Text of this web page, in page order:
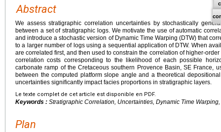
Abstract
We assess stratigraphic correlation uncertainties by stochastically
between a set of stratigraphic logs. We motivate the use of automatic
and introduce a stochastic version of Dynamic Time Warping (DTW) that
to a larger number of logs using a sequential application of DTW. When
are correlated first, and then used to constrain the correlation of higher-
correlation costs corresponding to the likelihood of each possible
carbonate ramp of the Cretaceous southern Provence Basin, SE France,
between the computed platform slope angle and a theoretical
uncertainties significantly impact facies proportions in stratigraphic layers.
Le texte complet de cet article est disponible en PDF.
Keywords : Stratigraphic Correlation, Uncertainties, Dynamic Time
Plan